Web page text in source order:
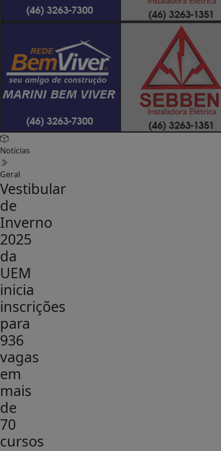
Notícias
Geral
Vestibular
de
Inverno
2025
da
UEM
inicia
inscrições
para
936
vagas
em
mais
de
70
cursos